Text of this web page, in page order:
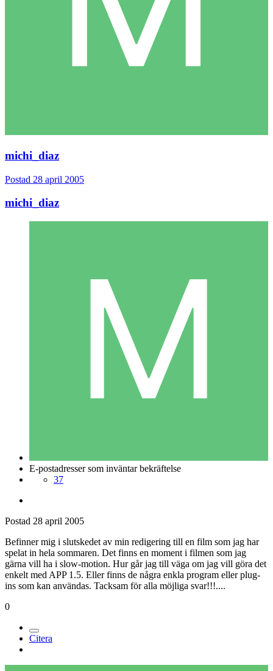
michi_diaz
Postad 28 april 2005
michi_diaz
E-postadresser som inväntar bekräftelse
37
Postad 28 april 2005
Befinner mig i slutskedet av min redigering till en film som jag har
spelat in hela sommaren. Det finns en moment i filmen som jag
gärna vill ha i slow-motion. Hur går jag till väga om jag vill göra det
enkelt med APP 1.5. Eller finns de några enkla program eller plug-
ins som kan användas. Tacksam för alla möjliga svar!!!....
0
Citera